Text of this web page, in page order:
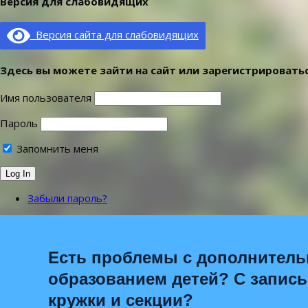
Версия сайта для слабовидящих
Здесь вы можете зайти на сайт или
Имя пользователя
Пароль
Запомнить меня
Забыли пароль?
Есть проблемы с
образованием детей? С
кружки и секции?